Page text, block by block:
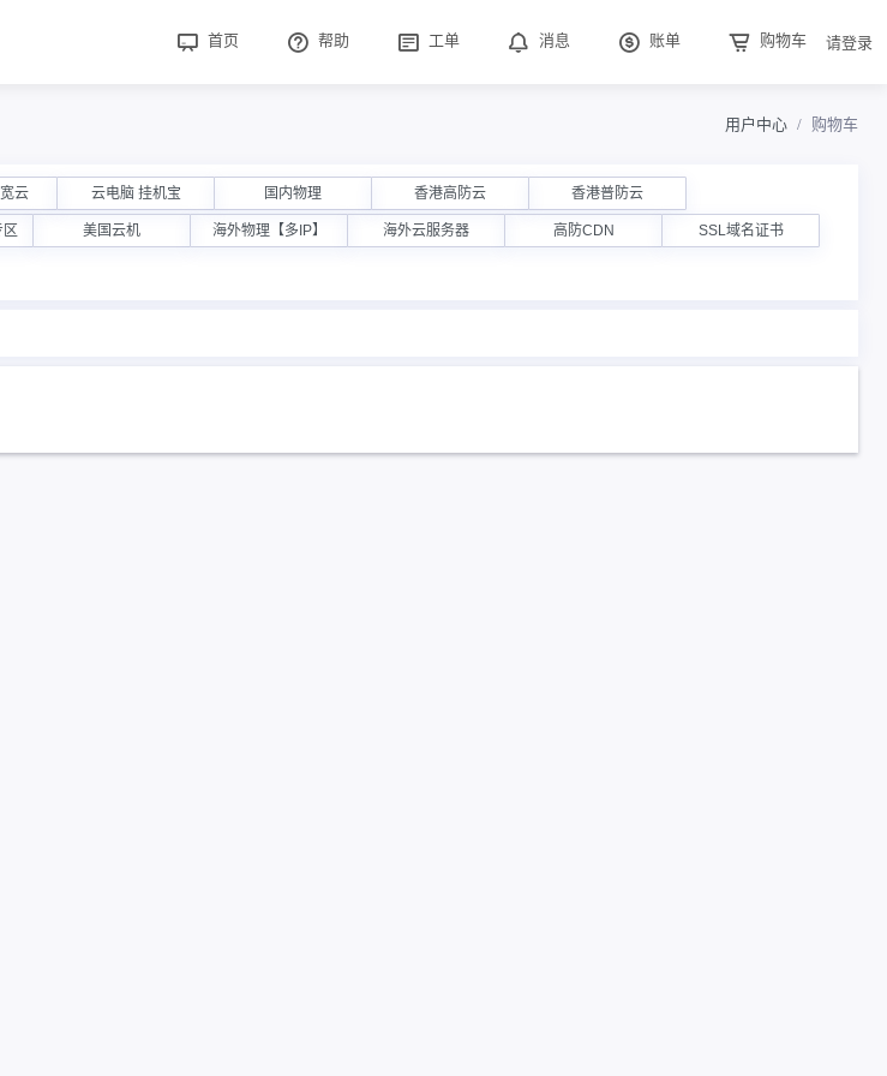
首页 帮助 工单 消息 账单 购物车 请登录
用户中心 购物车
云 云电脑 挂机宝 国内物理 香港高防云 香港普防云
美国云机 海外物理【多IP】 海外云服务器 高防CDN SSL域名证书